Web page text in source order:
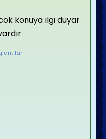
konuya ılgı duyar